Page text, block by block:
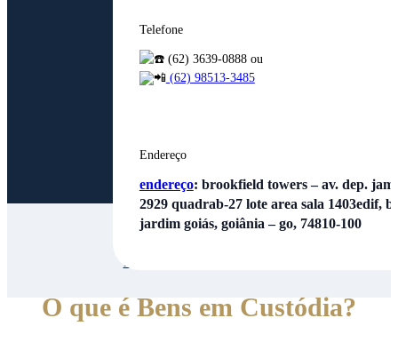
Telefone
(62) 3639-0888 ou
(62) 98513-3485
Endereço
endereço: brookfield towers – av. dep.
2929 quadrab-27 lote area sala 1403edif,
jardim goiás, goiânia – go, 74810-100
Inicio
O que é Bens em Custódia?